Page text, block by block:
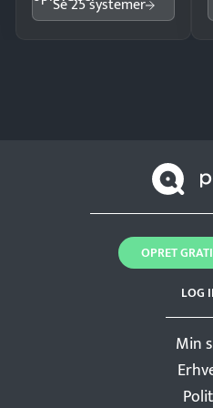
Se 25 systemer
Min
LOG
OPRET